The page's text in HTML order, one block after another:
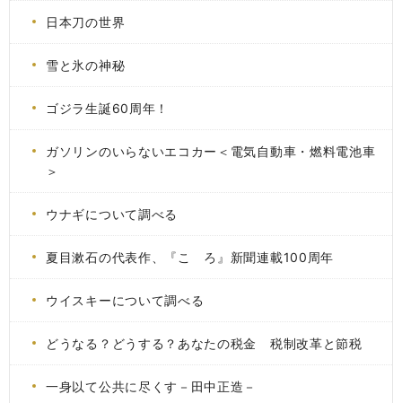
日本刀の世界
雪と氷の神秘
ゴジラ生誕60周年！
ガソリンのいらないエコカー＜電気自動車・燃料電池車
＞
ウナギについて調べる
夏目漱石の代表作、『こゝろ』新聞連載100周年
ウイスキーについて調べる
どうなる？どうする？あなたの税金 税制改革と節税
一身以て公共に尽くす－田中正造－